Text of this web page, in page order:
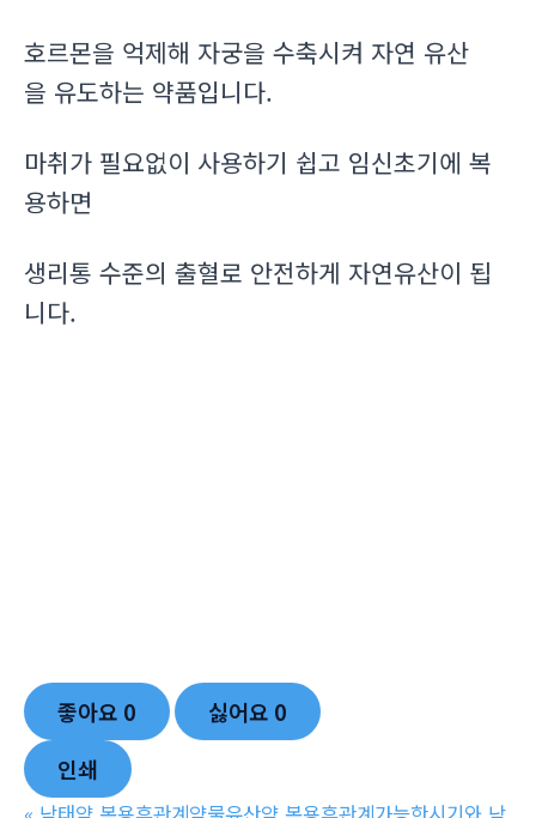
호르몬을 억제해 자궁을 수축시켜 자연 유산
을 유도하는 약품입니다.
마취가 필요없이 사용하기 쉽고 임신초기에 복
용하면
생리통 수준의 출혈로 안전하게 자연유산이 됩
니다.
좋아요 0 싫어요 0
인쇄